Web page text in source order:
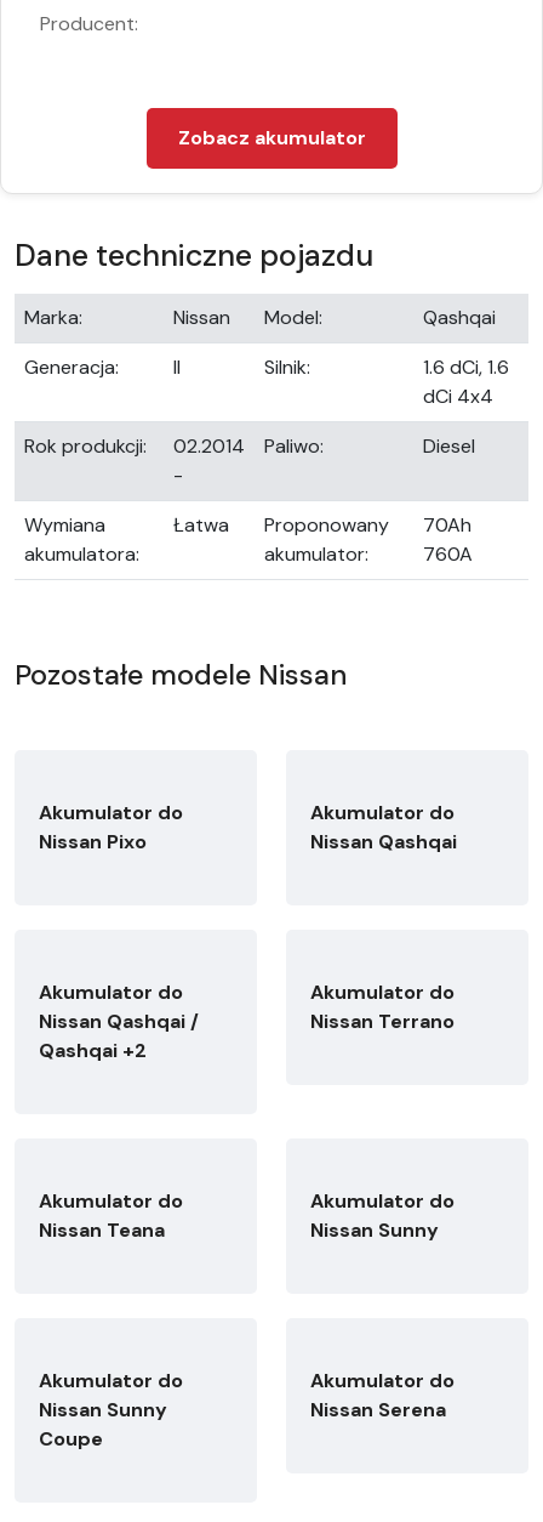
Producent:
Zobacz akumulator
Dane techniczne pojazdu
Marka: Nissan Model:
Qashqai
Generacja:
II Silnik:
1.6 dCi, 1.6
dCi 4x4
Rok produkcji:
02.2014
-
Paliwo: Diesel
Wymiana
akumulatora:
Łatwa
Proponowany
akumulator:
70Ah
760A
Pozostałe modele Nissan
Akumulator do
Nissan Pixo
Akumulator do
Nissan Qashqai
Akumulator do
Nissan Qashqai /
Qashqai +2
Akumulator do
Nissan Terrano
Akumulator do
Nissan Teana
Akumulator do
Nissan Sunny
Akumulator do
Nissan Sunny
Coupe
Akumulator do
Nissan Serena